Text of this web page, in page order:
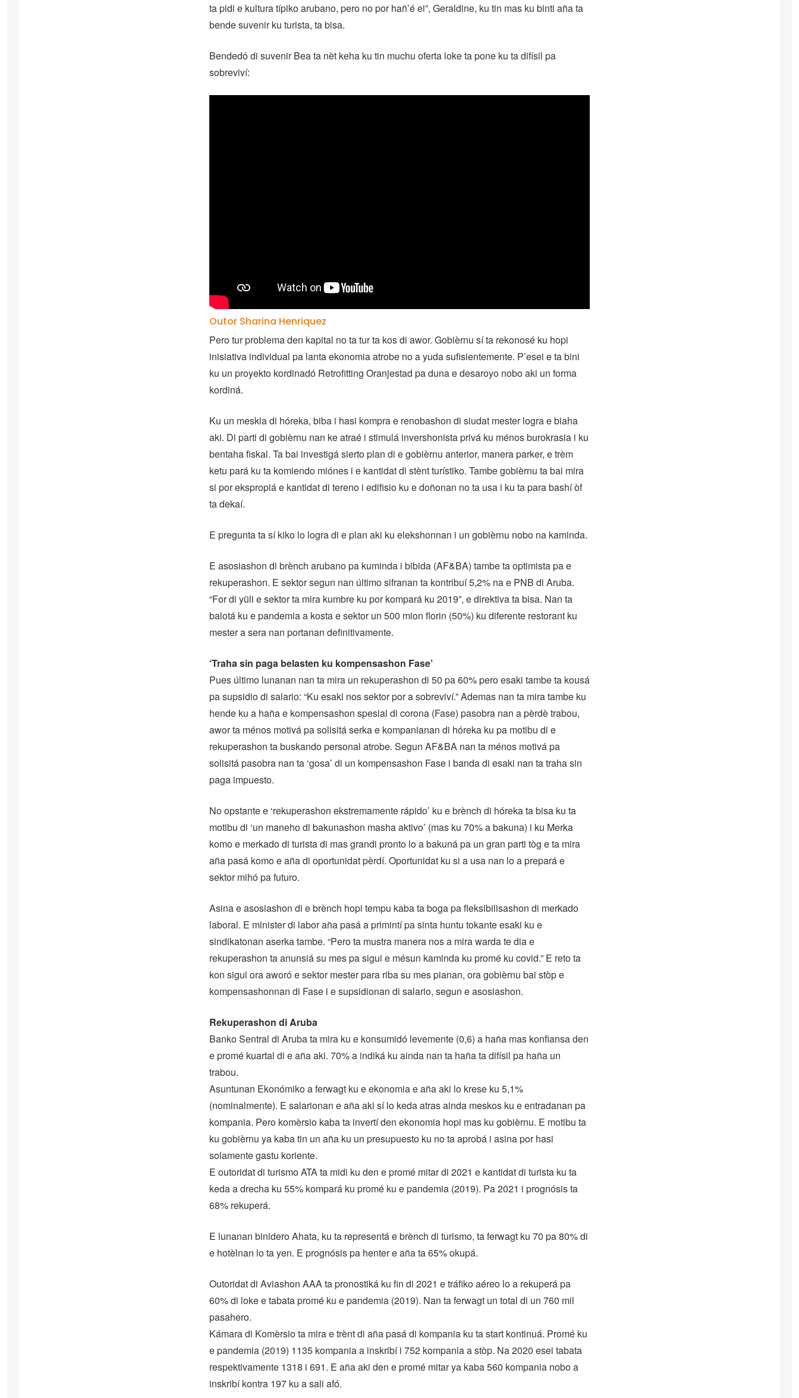
ta pidi e kultura típiko arubano, pero no por hañ’é ei”, Geraldine, ku tin mas ku binti aña ta
bende suvenir ku turista, ta bisa.
Bendedó di suvenir Bea ta nèt keha ku tin muchu oferta loke ta pone ku ta difísil pa
sobreviví:
Outor Sharina Henriquez
Pero tur problema den kapital no ta tur ta kos di awor. Gobièrnu sí ta rekonosé ku hopi
inisiativa individual pa lanta ekonomia atrobe no a yuda sufisientemente. P’esei e ta bini
ku un proyekto kordinadó Retrofitting Oranjestad pa duna e desaroyo nobo aki un forma
kordiná.
Ku un meskla di hóreka, biba i hasi kompra e renobashon di siudat mester logra e biaha
aki. Di parti di gobièrnu nan ke atraé i stimulá invershonista privá ku ménos burokrasia i ku
bentaha fiskal. Ta bai investigá sierto plan di e gobièrnu anterior, manera parker, e trèm
ketu pará ku ta komiendo miónes i e kantidat di stènt turístiko. Tambe gobièrnu ta bai mira
si por ekspropiá e kantidat di tereno i edifisio ku e doñonan no ta usa i ku ta para bashí òf
ta dekaí.
E pregunta ta sí kiko lo logra di e plan aki ku elekshonnan i un gobièrnu nobo na kaminda.
E asosiashon di brènch arubano pa kuminda i bibida (AF&BA) tambe ta optimista pa e
rekuperashon. E sektor segun nan último sifranan ta kontribuí 5,2% na e PNB di Aruba.
“For di yüli e sektor ta mira kumbre ku por kompará ku 2019”, e direktiva ta bisa. Nan ta
balotá ku e pandemia a kosta e sektor un 500 mion florin (50%) ku diferente restorant ku
mester a sera nan portanan definitivamente.
‘Traha sin paga belasten ku kompensashon Fase’
Pues último lunanan nan ta mira un rekuperashon di 50 pa 60% pero esaki tambe ta kousá
pa supsidio di salario: “Ku esaki nos sektor por a sobreviví.” Ademas nan ta mira tambe ku
hende ku a haña e kompensashon spesial di corona (Fase) pasobra nan a pèrdè trabou,
awor ta ménos motivá pa solisitá serka e kompanianan di hóreka ku pa motibu di e
rekuperashon ta buskando personal atrobe. Segun AF&BA nan ta ménos motivá pa
solisitá pasobra nan ta ‘gosa’ di un kompensashon Fase i banda di esaki nan ta traha sin
paga impuesto.
No opstante e ‘rekuperashon ekstremamente rápido’ ku e brènch di hóreka ta bisa ku ta
motibu di ‘un maneho di bakunashon masha aktivo’ (mas ku 70% a bakuna) i ku Merka
komo e merkado di turista di mas grandi pronto lo a bakuná pa un gran parti tòg e ta mira
aña pasá komo e aña di oportunidat pèrdí. Oportunidat ku si a usa nan lo a prepará e
sektor mihó pa futuro.
Asina e asosiashon di e brènch hopi tempu kaba ta boga pa fleksibilisashon di merkado
laboral. E minister di labor aña pasá a primintí pa sinta huntu tokante esaki ku e
sindikatonan aserka tambe. “Pero ta mustra manera nos a mira warda te dia e
rekuperashon ta anunsiá su mes pa sigui e mésun kaminda ku promé ku covid.” E reto ta
kon sigui ora aworó e sektor mester para riba su mes pianan, ora gobièrnu bai stòp e
kompensashonnan di Fase i e supsidionan di salario, segun e asosiashon.
Rekuperashon di Aruba
Banko Sentral di Aruba ta mira ku e konsumidó levemente (0,6) a haña mas konfiansa den
e promé kuartal di e aña aki. 70% a indiká ku ainda nan ta haña ta difísil pa haña un
trabou.
Asuntunan Ekonómiko a ferwagt ku e ekonomia e aña aki lo krese ku 5,1%
(nominalmente). E salarionan e aña aki sí lo keda atras ainda meskos ku e entradanan pa
kompania. Pero komèrsio kaba ta invertí den ekonomia hopi mas ku gobièrnu. E motibu ta
ku gobièrnu ya kaba tin un aña ku un presupuesto ku no ta aprobá i asina por hasi
solamente gastu koriente.
E outoridat di turismo ATA ta midi ku den e promé mitar di 2021 e kantidat di turista ku ta
keda a drecha ku 55% kompará ku promé ku e pandemia (2019). Pa 2021 i prognósis ta
68% rekuperá.
E lunanan binidero Ahata, ku ta representá e brènch di turismo, ta ferwagt ku 70 pa 80% di
e hotèlnan lo ta yen. E prognósis pa henter e aña ta 65% okupá.
Outoridat di Aviashon AAA ta pronostiká ku fin di 2021 e tráfiko aéreo lo a rekuperá pa
60% di loke e tabata promé ku e pandemia (2019). Nan ta ferwagt un total di un 760 mil
pasahero.
Kámara di Komèrsio ta mira e trènt di aña pasá di kompania ku ta start kontinuá. Promé ku
e pandemia (2019) 1135 kompania a inskribí i 752 kompania a stòp. Na 2020 esei tabata
respektivamente 1318 i 691. E aña aki den e promé mitar ya kaba 560 kompania nobo a
inskribí kontra 197 ku a sali afó.